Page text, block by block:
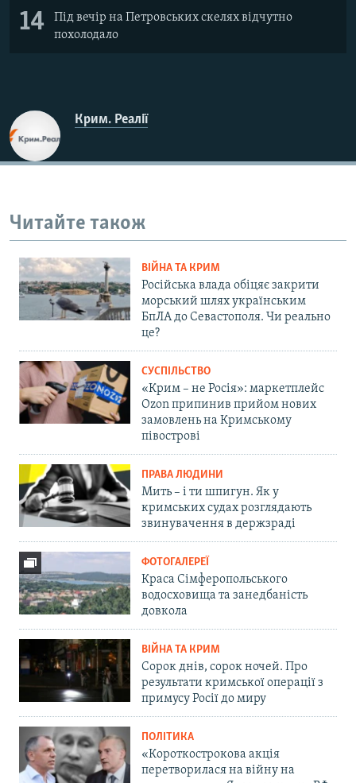
14
Під вечір на Петровських скелях відчутно
похолодало
Крим. Реалії
Читайте також
ВІЙНА ТА КРИМ
Російська влада обіцяє закрити
морський шлях українським
БпЛА до Севастополя. Чи реально
це?
СУСПІЛЬСТВО
«Крим – не Росія»: маркетплейс
Ozon припинив прийом нових
замовлень на Кримському
півострові
ПРАВА ЛЮДИНИ
Мить – і ти шпигун. Як у
кримських судах розглядають
звинувачення в держзраді
ФОТОГАЛЕРЕЇ
Краса Сімферопольського
водосховища та занедбаність
довкола
ВІЙНА ТА КРИМ
Сорок днів, сорок ночей. Про
результати кримської операції з
примусу Росії до миру
ПОЛІТИКА
«Короткострокова акція
перетворилася на війну на